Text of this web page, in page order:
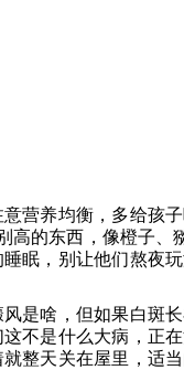
营养均衡，多给孩
的东西，像橙子、
眠，别让他们熬夜
是啥，但如果白斑
不是什么大病，正
整天关在屋里，适